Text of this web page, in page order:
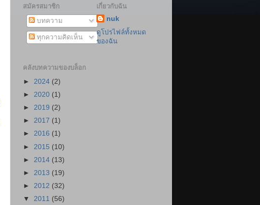
สมัครสมาชิก
บทความ
ทุกความคิดเห็น
เกี่ยวกับฉัน
nuk
ดูโปรไฟล์ทั้งหมด
ของฉัน
คลังบทความของบล็อก
► 2024 (2)
► 2020 (1)
► 2019 (2)
► 2017 (1)
► 2016 (1)
► 2015 (10)
► 2014 (13)
► 2013 (19)
► 2012 (32)
▼ 2011 (56)